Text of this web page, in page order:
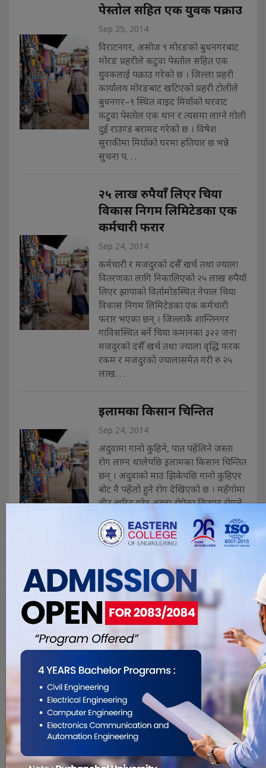
पेस्तोल सहित एक युवक पक्राउ
Sep 25, 2014
विराटनगर, असोज ९ मोरङको बुधनगरबाट
मोरङ प्रहरीले कटुवा पेस्तोल सहित एक
युवकलाई पक्राउ गरेको छ । जिल्ला प्रहरी
कार्यालय मोरङबाट खटिएको प्रहरी टोलीले
बुधनगर–९ स्थित वाइद मियाँको घरवाट
कटुवा पेस्तोल एक थान र त्यसमा लाग्ने गोली
दुई राउण्ड बरामद गरेको छ । विषेश
सुराकीमा मियाँको घरमा हतियार छ भन्ने
सुचना प. . .
२५ लाख रुपैयाँ लिएर चिया
विकास निगम लिमिटेडका एक
कर्मचारी फरार
Sep 24, 2014
कर्मचारी र मजदुरको दसैँ खर्च तथा ज्याला
वितरणका लागि निकालिएको २५ लाख रुपैयाँ
लिएर झापाको विर्तामोडस्थित नेपाल चिया
विकास निगम लिमिटेडका एक कर्मचारी
फरार भएका छन् । जिल्लाकै शान्तिनगर
गाविसस्थित बर्ने चिया कमानका ३२२ जना
मजदुरको दसैँ खर्च तथा ज्याला वृद्धि फरक
रकम र मजदुरको ज्यालासमेत गरी रु २५
लाख. . .
इलामका किसान चिन्तित
Sep 24, 2014
अदुवामा गानो कुहिने, पात पहेंलिने जस्ता
रोग लाग्न थालेपछि इलामका किसान चिन्तित
छन् । अदुवाको माउ झिकेपछि गानो कुहिएर
बोट नै पहेंलो हुने रोग देखिएको छ । महँगोमा
बीउ खरिद गरेर अदुवा रोपेका किसान रोगले
अदुवाका बोट मर्न थालेपछि लाखौँ रकम डुब्ने
पीरले चिन्तित बनेका हुन् । अघिल्लो वर्ष
अदुवाको मूल्य बढेपछ�. . .
आन्दोलनबाट बिपी कोइराला
स्वास्थ्य विज्ञान प्रतिष्ठान
अस्तव्यस्त
Sep 24, 2014
धरानस्थित बिपी कोइराला स्वास्थ्य विज्ञान
प्रतिष्ठानमा कर्मचारी कल्याण समाजले
थालेको आन्दोलनले नौ दिन हुदाँ पनि
समस्याको निकास दिनका लागि सम्बन्धित
निकायले कुनै पहल गरेको छैन ।
आन्दोलनका कारण उपचारमा आउने
बिरामीले सास्ती ब्यहोर्नु परिरहेको छ ।
बिरामीले भोग्दै आएको सास्तीलाई नौ÷नौ
दिनसम्म पनि नदे. . .